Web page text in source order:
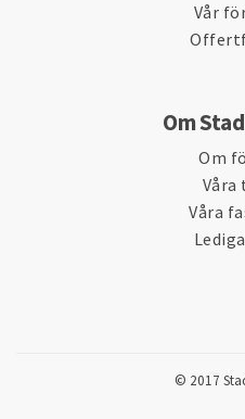
Vår
Om
Om
Våra
© 2017